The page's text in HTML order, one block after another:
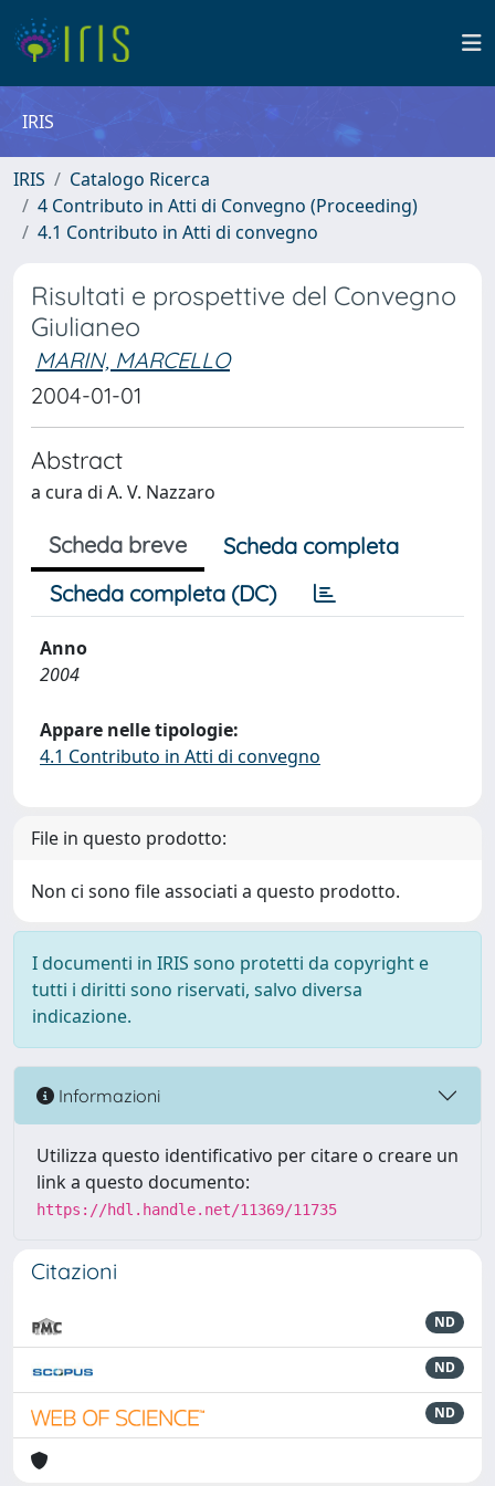
IRIS
IRIS
Catalogo Ricerca
4 Contributo in Atti di Convegno (Proceeding)
4.1 Contributo in Atti di convegno
Risultati e prospettive del Convegno
Giulianeo
MARIN, MARCELLO
2004-01-01
Abstract
a cura di A. V. Nazzaro
Scheda breve
Scheda completa
Scheda completa (DC)
Anno
2004
Appare nelle tipologie:
4.1 Contributo in Atti di convegno
File in questo prodotto:
Non ci sono file associati a questo prodotto.
I documenti in IRIS sono protetti da copyright e
tutti i diritti sono riservati, salvo diversa
indicazione.
Informazioni
Utilizza questo identificativo per citare o creare un
link a questo documento:
https://hdl.handle.net/11369/11735
Citazioni
ND
ND
ND